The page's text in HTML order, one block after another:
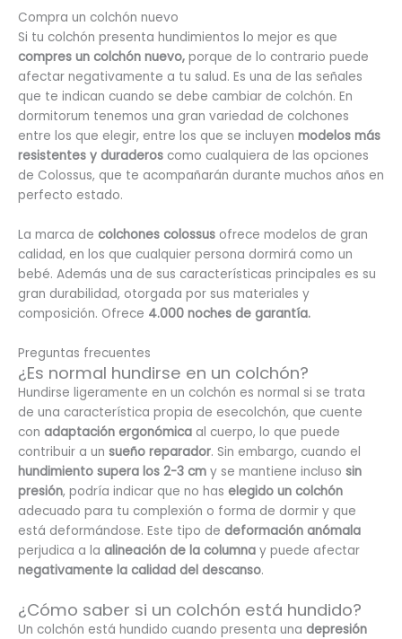
Compra un colchón nuevo
Si tu colchón presenta hundimientos lo mejor es que
compres un colchón nuevo, porque de lo contrario puede
afectar negativamente a tu salud. Es una de las señales
que te indican cuando se debe cambiar de colchón. En
dormitorum tenemos una gran variedad de colchones
entre los que elegir, entre los que se incluyen modelos más
resistentes y duraderos como cualquiera de las opciones
de Colossus, que te acompañarán durante muchos años en
perfecto estado.
La marca de colchones colossus ofrece modelos de gran
calidad, en los que cualquier persona dormirá como un
bebé. Además una de sus características principales es su
gran durabilidad, otorgada por sus materiales y
composición. Ofrece 4.000 noches de garantía.
Preguntas frecuentes
¿Es normal hundirse en un colchón?
Hundirse ligeramente en un colchón es normal si se trata
de una característica propia de esecolchón, que cuente
con adaptación ergonómica al cuerpo, lo que puede
contribuir a un sueño reparador. Sin embargo, cuando el
hundimiento supera los 2-3 cm y se mantiene incluso sin
presión, podría indicar que no has elegido un colchón
adecuado para tu complexión o forma de dormir y que
está deformándose. Este tipo de deformación anómala
perjudica a la alineación de la columna y puede afectar
negativamente la calidad del descanso.
¿Cómo saber si un colchón está hundido?
Un colchón está hundido cuando presenta una depresión